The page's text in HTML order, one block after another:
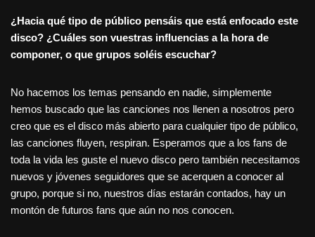
¿Hacia qué tipo de público pensáis que está enfocado este
disco? ¿Cuáles son vuestras influencias a la hora de
componer, o que grupos soléis escuchar?
No hacemos los temas pensando en nadie, simplemente
hemos buscado que las canciones nos llenen a nosotros pero
creo que es el disco más abierto para cualquier tipo de público,
las canciones fluyen, respiran. Esperamos que a los fans de
toda la vida les guste el nuevo disco pero también necesitamos
nuevos y jóvenes seguidores que se acerquen a conocer al
grupo, porque si no, nuestros días estarán contados, hay un
montón de futuros fans que aún no nos conocen.